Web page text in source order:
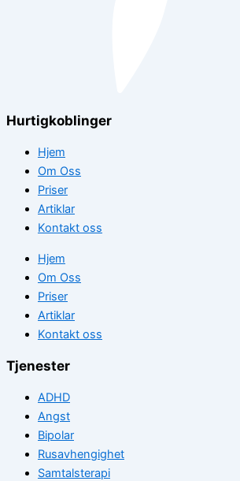
Hurtigkoblinger
Hjem
Om Oss
Priser
Artiklar
Kontakt oss
Hjem
Om Oss
Priser
Artiklar
Kontakt oss
Tjenester
ADHD
Angst
Bipolar
Rusavhengighet
Samtalsterapi